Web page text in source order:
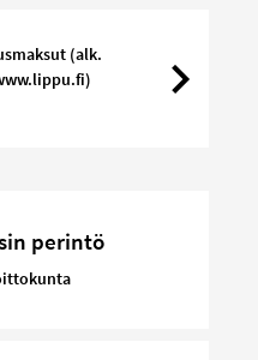
(alk.
perintö